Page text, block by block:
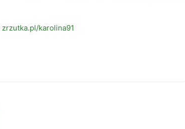
zrzutka.pl/karolina91